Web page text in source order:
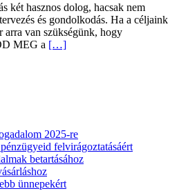
két hasznos dolog, hacsak nem
és gondolkodás. Ha a céljaink
arra van szükségünk, hogy
MEG a […]
2025-re
felvirágoztatásáért
betartásához
ünnepekért